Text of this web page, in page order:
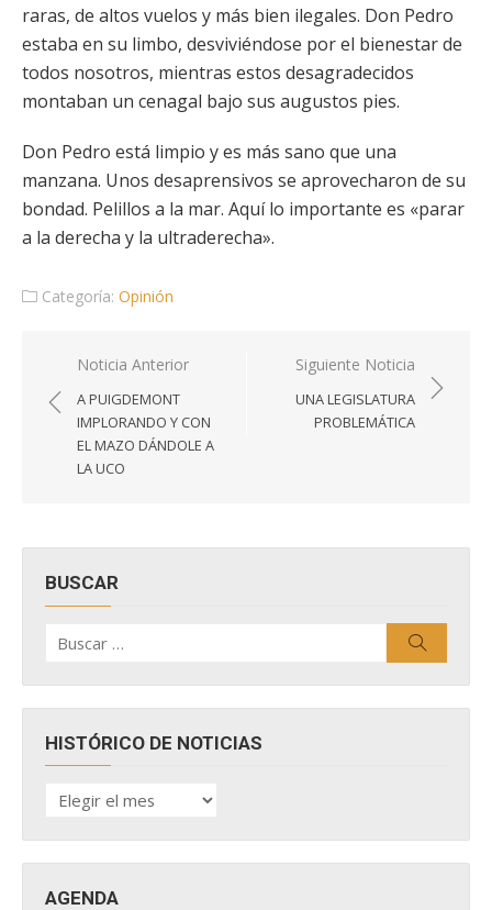
raras, de altos vuelos y más bien ilegales. Don Pedro
estaba en su limbo, desviviéndose por el bienestar de
todos nosotros, mientras estos desagradecidos
montaban un cenagal bajo sus augustos pies.
Don Pedro está limpio y es más sano que una
manzana. Unos desaprensivos se aprovecharon de su
bondad. Pelillos a la mar. Aquí lo importante es «parar
a la derecha y la ultraderecha».
Categoría: Opinión
Navegación
de
entradas
Noticia Anterior
A PUIGDEMONT
IMPLORANDO Y CON
EL MAZO DÁNDOLE A
LA UCO
Siguiente Noticia
UNA LEGISLATURA
PROBLEMÁTICA
BUSCAR
por:
HISTÓRICO DE NOTICIAS
HISTÓRICO
DE
AGENDA